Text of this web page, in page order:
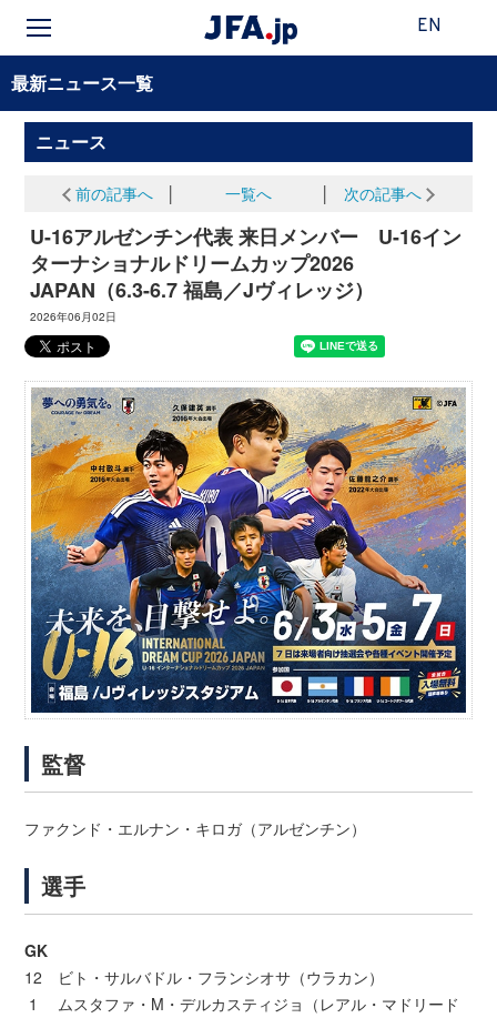
EN
最新ニュース一覧
ニュース
前の記事へ 一覧へ 次の記事へ
U-16アルゼンチン代表 来日メンバー U-16イン
ターナショナルドリームカップ2026
JAPAN（6.3-6.7 福島／Jヴィレッジ）
2026年06月02日
監督
ファクンド・エルナン・キロガ（アルゼンチン）
選手
GK
12 ビト・サルバドル・フランシオサ（ウラカン）
1 ムスタファ・M・デルカスティジョ（レアル・マドリード